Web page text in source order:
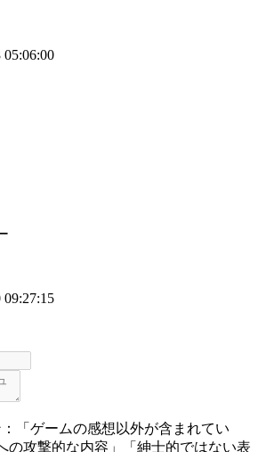
05:06:00
09:27:15
「ゲームの感想以外が含まれてい
の攻撃的な内容」「紳士的ではない表